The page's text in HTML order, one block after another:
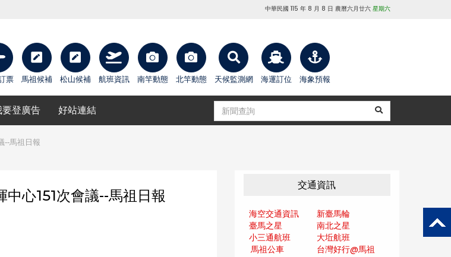
中華民國 115 年 8 月 8 日 農曆六月廿六 星期六
票 馬祖候補 松山候補 航班資訊 南竿動態 北竿動態 天候監測網 海運訂位 海象預報
要登廣告 好站連結
--馬祖日報
心151次會議--馬祖日報
交通資訊
海空交通資訊
新臺馬輪
臺馬之星
南北之星
小三通航班
大坵航班
馬祖公車
台灣好行@馬祖